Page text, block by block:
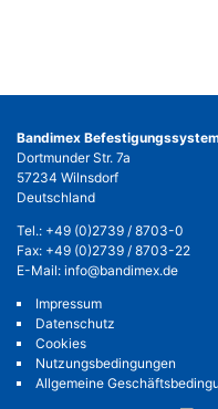
Bandimex
Dortmunder Str. 7a
57234 Wilnsdorf
Deutschland
Tel.: +49 (0)2739 / 8703-0
Fax: +49 (0)2739 / 8703-22
E-Mail: info@bandimex.de
Impressum
Datenschutz
Cookies
Nutzungsbedingungen
Allgemeine